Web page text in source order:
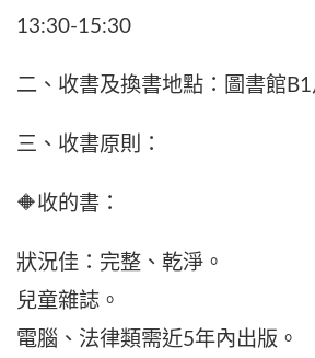
13:30-15:30
二、收書及換書地點：圖書館
三、收書原則：
🔶收的書：
狀況佳：完整、乾淨。
兒童雜誌。
電腦、法律類需近5年內出版。